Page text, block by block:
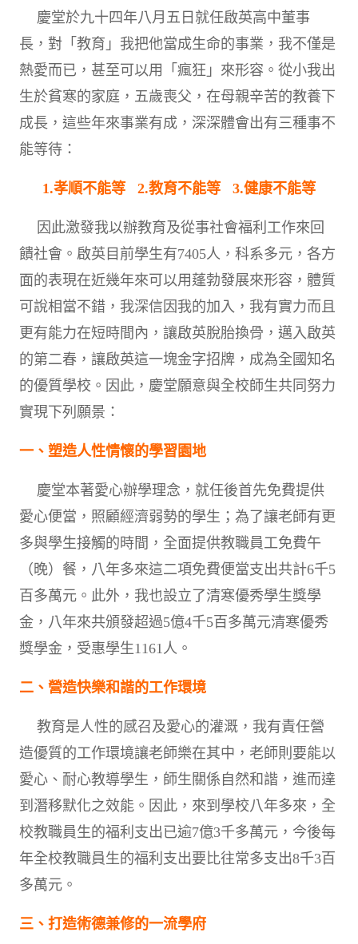
啟英高中-時尚科桃園第一
慶堂於九十四年八月五日就任啟英高中董事
長，對「教育」我把他當成生命的事業，我不僅是
熱愛而已，甚至可以用「瘋狂」來形容。從小我出
生於貧寒的家庭，五歲喪父，在母親辛苦的教養下
成長，這些年來事業有成，深深體會出有三種事不
能等待：
1.孝順不能等 2.教育不能等 3.健康不能等
因此激發我以辦教育及從事社會福利工作來回
饋社會。啟英目前學生有7405人，科系多元，各方
面的表現在近幾年來可以用蓬勃發展來形容，體質
可說相當不錯，我深信因我的加入，我有實力而且
更有能力在短時間內，讓啟英脫胎換骨，邁入啟英
的第二春，讓啟英這一塊金字招牌，成為全國知名
的優質學校。因此，慶堂願意與全校師生共同努力
實現下列願景：
一 、塑造人性情懷的學習園地
慶堂本著愛心辦學理念，就任後首先免費提供
愛心便當，照顧經濟弱勢的學生；為了讓老師有更
多與學生接觸的時間，全面提供教職員工免費午
（晚）餐，八年多來這二項免費便當支出共計6千5
百多萬元。此外，我也設立了清寒優秀學生獎學
金，八年來共頒發超過5億4千5百多萬元清寒優秀
獎學金，受惠學生1161人。
二、營造快樂和諧的工作環境
教育是人性的感召及愛心的灌溉，我有責任營
造優質的工作環境讓老師樂在其中，老師則要能以
愛心、耐心教導學生，師生關係自然和諧，進而達
到潛移默化之效能。因此，來到學校八年多來，全
校教職員生的福利支出已逾7億3千多萬元，今後每
年全校教職員生的福利支出要比往常多支出8千3百
多萬元。
三、打造術德兼修的一流學府